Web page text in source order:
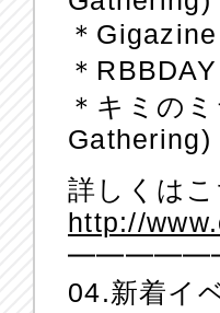
＊
＊
＊キミの
Gathering)
詳しくは
http://
04.新着イ